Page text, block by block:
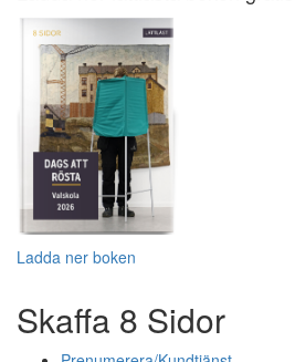
Ladda ner boken
Skaffa 8 Sidor